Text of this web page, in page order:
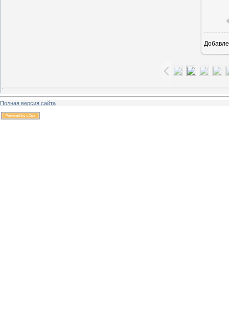
Полная версия сайта